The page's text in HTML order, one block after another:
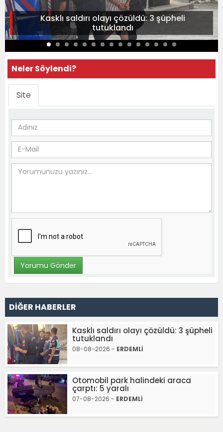
Kasklı saldırı olayı çözüldü: 3 şüpheli
tutuklandı
Neler Söylendi?
Site
DİĞER HABERLER
Kasklı saldırı olayı çözüldü: 3 şüpheli
tutuklandı
08-08-2026 - ERDEMLİ
Otomobil park halindeki araca
çarptı: 5 yaralı
07-08-2026 - ERDEMLİ